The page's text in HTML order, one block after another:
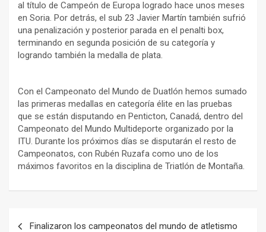
al título de Campeón de Europa logrado hace unos meses
en Soria. Por detrás, el sub 23 Javier Martín también sufrió
una penalización y posterior parada en el penalti box,
terminando en segunda posición de su categoría y
logrando también la medalla de plata.
Con el Campeonato del Mundo de Duatlón hemos sumado
las primeras medallas en categoría élite en las pruebas
que se están disputando en Penticton, Canadá, dentro del
Campeonato del Mundo Multideporte organizado por la
ITU. Durante los próximos días se disputarán el resto de
Campeonatos, con Rubén Ruzafa como uno de los
máximos favoritos en la disciplina de Triatlón de Montaña.
Finalizaron los campeonatos del mundo de atletismo